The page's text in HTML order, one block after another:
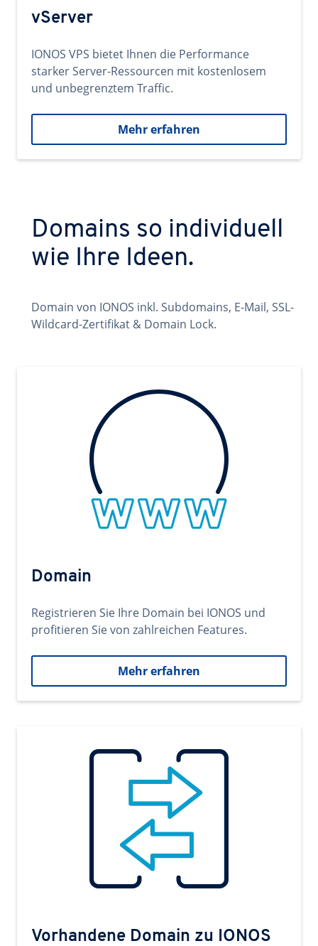
vServer
IONOS VPS bietet Ihnen die Performance
starker Server-Ressourcen mit kostenlosem
und unbegrenztem Traffic.
Mehr erfahren
Domains so individuell
wie Ihre Ideen.
Domain von IONOS inkl. Subdomains, E-Mail, SSL-
Wildcard-Zertifikat & Domain Lock.
Domain
Registrieren Sie Ihre Domain bei IONOS und
profitieren Sie von zahlreichen Features.
Mehr erfahren
Vorhandene Domain zu IONOS